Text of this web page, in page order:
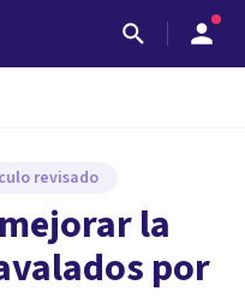
revisado
la
por